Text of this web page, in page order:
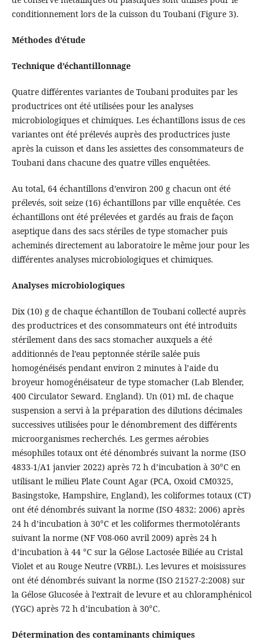
conditionnement lors de la cuisson du Toubani (Figure 3).
Méthodes d’étude
Technique d’échantillonnage
Quatre différentes variantes de Toubani produites par les
productrices ont été utilisées pour les analyses
microbiologiques et chimiques. Les échantillons issus de ces
variantes ont été prélevés auprès des productrices juste
après la cuisson et dans les assiettes des consommateurs de
Toubani dans chacune des quatre villes enquêtées.
Au total, 64 échantillons d’environ 200 g chacun ont été
prélevés, soit seize (16) échantillons par ville enquêtée. Ces
échantillons ont été prélevées et gardés au frais de façon
aseptique dans des sacs stériles de type stomacher puis
acheminés directement au laboratoire le même jour pour les
différentes analyses microbiologiques et chimiques.
Analyses microbiologiques
Dix (10) g de chaque échantillon de Toubani collecté auprès
des productrices et des consommateurs ont été introduits
stérilement dans des sacs stomacher auxquels a été
additionnés de l’eau peptonnée stérile salée puis
homogénéisés pendant environ 2 minutes à l’aide du
broyeur homogénéisateur de type stomacher (Lab Blender,
400 Circulator Seward. England). Un (01) mL de chaque
suspension a servi à la préparation des dilutions décimales
successives utilisées pour le dénombrement des différents
microorganismes recherchés. Les germes aérobies
mésophiles totaux ont été dénombrés suivant la norme (ISO
4833-1/A1 janvier 2022) après 72 h d’incubation à 30°C en
utilisant le milieu Plate Count Agar (PCA, Oxoid CM0325,
Basingstoke, Hampshire, England), les coliformes totaux (CT)
ont été dénombrés suivant la norme (ISO 4832: 2006) après
24 h d’incubation à 30°C et les coliformes thermotolérants
suivant la norme (NF V08-060 avril 2009) après 24 h
d’incubation à 44 °C sur la Gélose Lactosée Biliée au Cristal
Violet et au Rouge Neutre (VRBL). Les levures et moisissures
ont été dénombrés suivant la norme (ISO 21527-2:2008) sur
la Gélose Glucosée à l’extrait de levure et au chloramphénicol
(YGC) après 72 h d’incubation à 30°C.
Détermination des contaminants chimiques